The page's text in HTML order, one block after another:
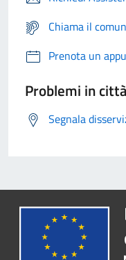
Chiama il
Prenota un
Problemi in città
Segnala